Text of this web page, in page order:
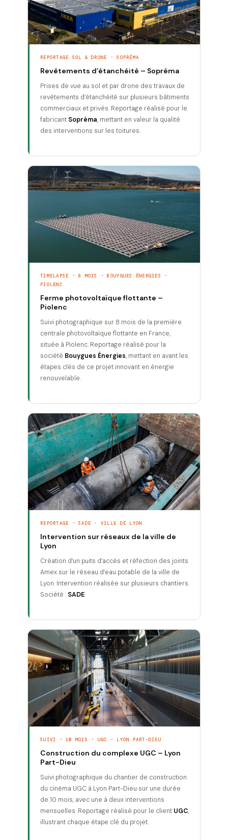
REPORTAGE SOL & DRONE · SOPRÉMA
Revêtements d’étanchéité – Sopréma
Prises de vue au sol et par drone des travaux de
revêtements d’étanchéité sur plusieurs bâtiments
commerciaux et privés. Reportage réalisé pour le
fabricant Sopréma, mettant en valeur la qualité
des interventions sur les toitures.
TIMELAPSE · 8 MOIS · BOUYGUES ÉNERGIES ·
PIOLENC
Ferme photovoltaïque flottante –
Piolenc
Suivi photographique sur 8 mois de la première
centrale photovoltaïque flottante en France,
située à Piolenc. Reportage réalisé pour la
société Bouygues Énergies, mettant en avant les
étapes clés de ce projet innovant en énergie
renouvelable.
REPORTAGE · SADE · VILLE DE LYON
Intervention sur réseaux de la ville de
Lyon
Création d’un puits d’accès et réfection des joints
Amex sur le réseau d’eau potable de la ville de
Lyon. Intervention réalisée sur plusieurs chantiers.
Société : SADE.
SUIVI · 10 MOIS · UGC · LYON PART-DIEU
Construction du complexe UGC – Lyon
Part-Dieu
Suivi photographique du chantier de construction
du cinéma UGC à Lyon Part-Dieu sur une durée
de 10 mois, avec une à deux interventions
mensuelles. Reportage réalisé pour le client UGC,
illustrant chaque étape clé du projet.